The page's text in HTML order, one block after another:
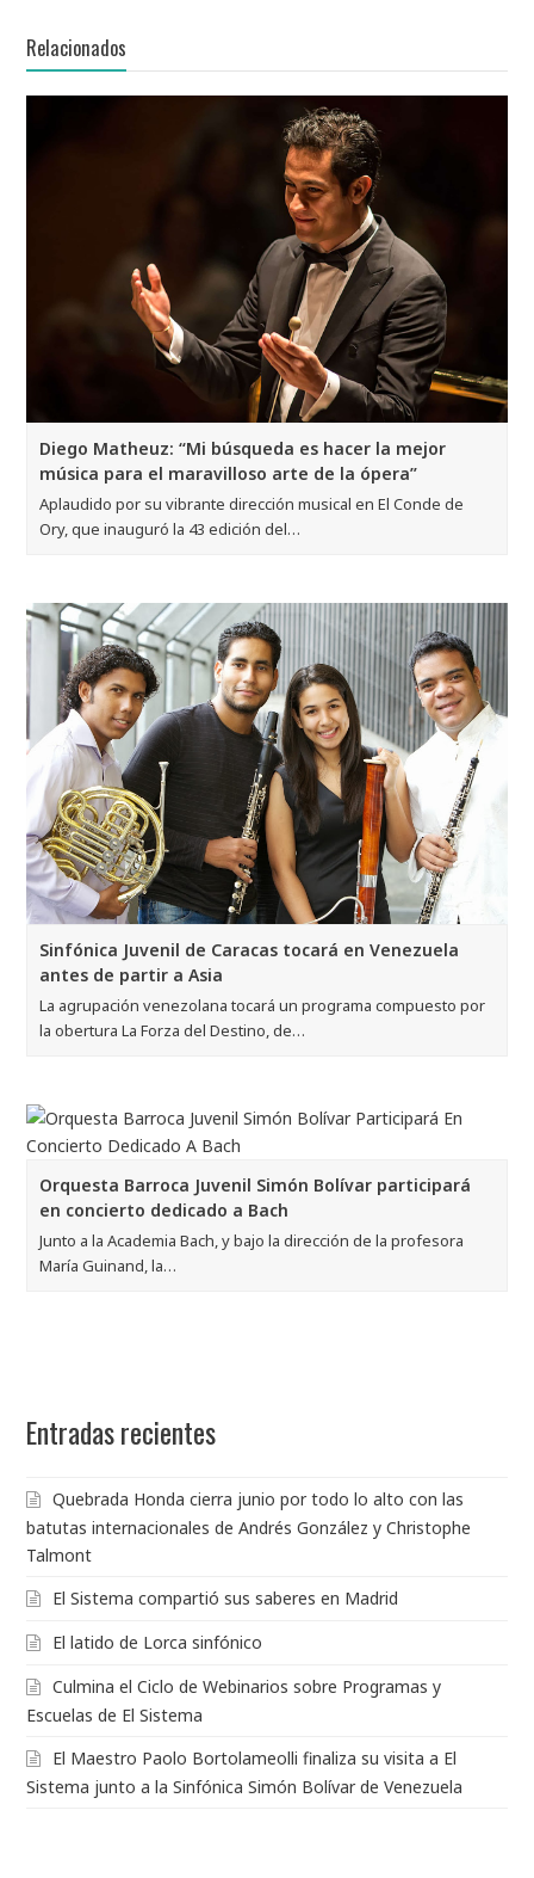
Relacionados
Diego Matheuz: “Mi búsqueda es hacer la mejor
música para el maravilloso arte de la ópera”
Aplaudido por su vibrante dirección musical en El Conde de
Ory, que inauguró la 43 edición del…
Sinfónica Juvenil de Caracas tocará en Venezuela
antes de partir a Asia
La agrupación venezolana tocará un programa compuesto por
la obertura La Forza del Destino, de…
Orquesta Barroca Juvenil Simón Bolívar participará
en concierto dedicado a Bach
Junto a la Academia Bach, y bajo la dirección de la profesora
María Guinand, la…
Entradas recientes
Quebrada Honda cierra junio por todo lo alto con las
batutas internacionales de Andrés González y Christophe
Talmont
El Sistema compartió sus saberes en Madrid
El latido de Lorca sinfónico
Culmina el Ciclo de Webinarios sobre Programas y
Escuelas de El Sistema
El Maestro Paolo Bortolameolli finaliza su visita a El
Sistema junto a la Sinfónica Simón Bolívar de Venezuela